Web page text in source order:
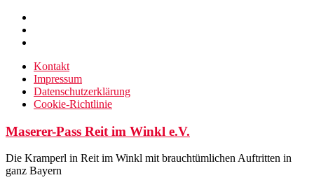
Zum
Inhalt
springen
Kontakt
Impressum
Datenschutzerklärung
Cookie-Richtlinie
Maserer-Pass Reit im Winkl e.V.
Die Kramperl in Reit im Winkl mit brauchtümlichen Auftritten in
ganz Bayern